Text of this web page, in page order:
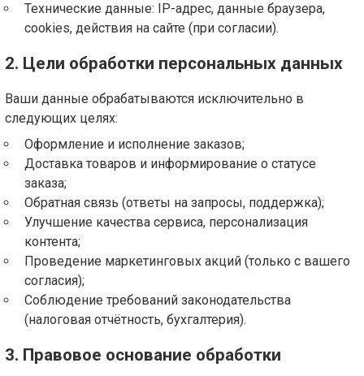
Технические данные: IP-адрес, данные браузера,
cookies, действия на сайте (при согласии).
2. Цели обработки персональных данных
Ваши данные обрабатываются исключительно в
следующих целях:
Оформление и исполнение заказов;
Доставка товаров и информирование о статусе
заказа;
Обратная связь (ответы на запросы, поддержка);
Улучшение качества сервиса, персонализация
контента;
Проведение маркетинговых акций (только с вашего
согласия);
Соблюдение требований законодательства
(налоговая отчётность, бухгалтерия).
3. Правовое основание обработки